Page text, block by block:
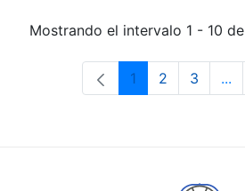
Mostrando el intervalo 1 - 10
Página
1 Página
2 Página
3 ...